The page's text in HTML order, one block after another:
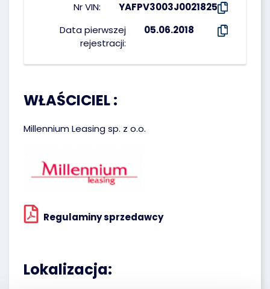
Nr VIN:
YAFPV3003J0021825
Data pierwszej
rejestracji:
05.06.2018
WŁAŚCICIEL :
Millennium Leasing sp. z o.o.
Regulaminy sprzedawcy
Lokalizacja: